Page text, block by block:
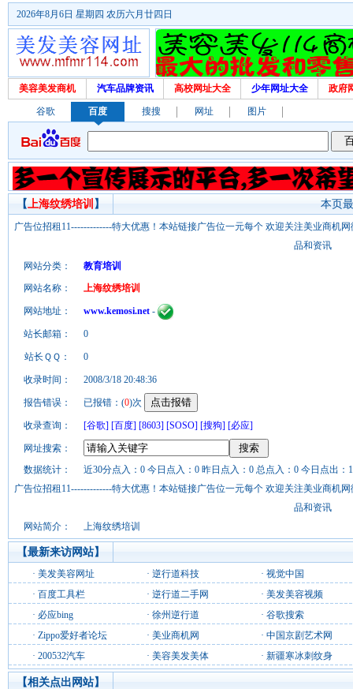
2026年8月6日 星期四 农历六月廿四日
美容美发商机 汽车品牌资讯 高校网址大全 少年网址大全 政府
谷歌 百度 搜搜 网址 图片
本页
【上海纹绣培训 】
广告位招租11-------------特大优惠！本站链接广告位一元每个 欢迎关注美业商机
品和资讯
网站分类：
教育培训
网站名称：
上海纹绣培训
网站地址： www.kemosi.net -
站长邮箱： 0
站长ＱＱ： 0
收录时间： 2008/3/18 20:48:36
报告错误： 已报错：(0)次
收录查询： [谷歌] [百度] [8603] [SOSO] [搜狗] [必应]
网址搜索：
数据统计：
近30分点入：0 今日点入：0 昨日点入：0 总点入：0 今日点出：
广告位招租11-------------特大优惠！本站链接广告位一元每个 欢迎关注美业商机
品和资讯
网站简介：
上海纹绣培训
【最新来访网站】
· 美发美容网址 · 逆行道科技 · 视觉中国
· 百度工具栏 · 逆行道二手网 · 美发美容视频
· 必应bing · 徐州逆行道 · 谷歌搜索
· Zippo爱好者论坛 · 美业商机网 · 中国京剧艺术网
· 200532汽车 · 美容美发美体 · 新疆寒冰刺纹身
【相关点出网站】